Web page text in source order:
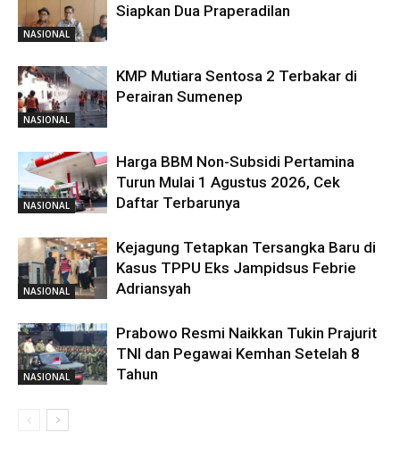
NASIONAL
Siapkan Dua Praperadilan
NASIONAL
KMP Mutiara Sentosa 2 Terbakar di
Perairan Sumenep
NASIONAL
Harga BBM Non-Subsidi Pertamina
Turun Mulai 1 Agustus 2026, Cek
Daftar Terbarunya
NASIONAL
Kejagung Tetapkan Tersangka Baru di
Kasus TPPU Eks Jampidsus Febrie
Adriansyah
NASIONAL
Prabowo Resmi Naikkan Tukin Prajurit
TNI dan Pegawai Kemhan Setelah 8
Tahun